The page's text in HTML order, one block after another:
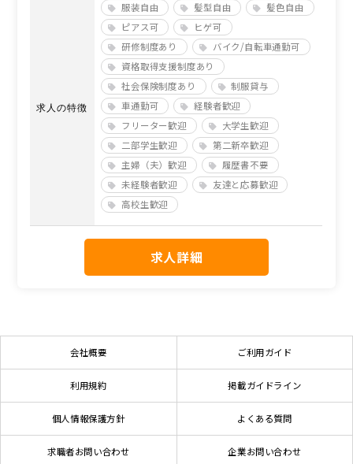
求人の特徴
服装自由 髪型自由
髪色自由
ピアス可
ヒゲ可
研修制度あり
バイク/自転車通勤可
資格取得支援制度あり
社会保険制度あり
制服貸与
車通勤可
経験者歓迎
フリーター歓迎
大学生歓迎
二部学生歓迎
第二新卒歓迎
主婦（夫）歓迎
履歴書不要
未経験者歓迎
友達と応募歓迎
高校生歓迎
求人詳細
会社概要 ご利用ガイド
利用規約 掲載ガイドライン
個人情報保護方針 よくある質問
求職者お問い合わせ 企業お問い合わせ